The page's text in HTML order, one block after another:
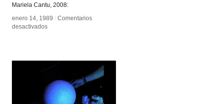
Mariela Cantu, 2008:
enero 14, 1989 / Comentarios
desactivadosen
enero 14, 1989 / Comentarios
desactivadosen